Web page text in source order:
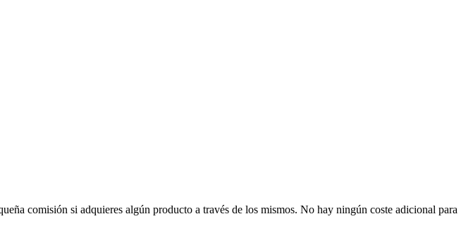
comisión si adquieres algún producto a través de los mismos. No hay ningún coste adicional para